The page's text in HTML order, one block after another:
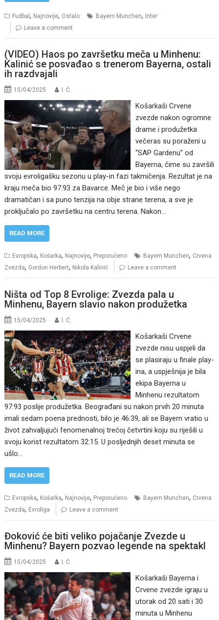
Fudbal, Najnovije, Ostalo Bayern Munchen, Inter
Leave a comment
(VIDEO) Haos po završetku meča u Minhenu:
Kalinić se posvađao s trenerom Bayerna, ostali
ih razdvajali
15/04/2025 I. Ć.
Košarkaši Crvene
zvezde nakon ogromne
drame i produžetka
večeras su poraženi u
“SAP Gardenu” od
Bayerna, čime su završili
svoju evroligašku sezonu u play-in fazi takmičenja. Rezultat je na
kraju meča bio 97:93 za Bavarce. Meč je bio i više nego
dramatičan i sa puno tenzija na obje strane terena, a sve je
proključalo po završetku na centru terena. Nakon…
READ MORE
Evropska, Košarka, Najnovije, Preporučeno Bayern Munchen, Crvena
Zvezda, Gordon Herbert, Nikola Kalinić Leave a comment
Ništa od Top 8 Evrolige: Zvezda pala u
Minhenu, Bayern slavio nakon produžetka
15/04/2025 I. Ć.
Košarkaši Crvene
zvezde nisu uspjeli da
se plasiraju u finale play-
ina, a uspješnija je bila
ekipa Bayerna u
Minhenu rezultatom
97:93 poslije produžetka. Beograđani su nakon prvih 20 minuta
imali sedam poena prednosti, bilo je 46:39, ali se Bayern vratio u
život zahvaljujući fenomenalnoj trećoj četvrtini koju su riješili u
svoju korist rezultatom 32:15. U posljednjih deset minuta se
ušlo…
READ MORE
Evropska, Košarka, Najnovije, Preporučeno Bayern Munchen, Crvena
Zvezda, Evroliga Leave a comment
Đoković će biti veliko pojačanje Zvezde u
Minhenu? Bayern pozvao legende na spektakl
15/04/2025 I. Ć.
Košarkaši Bayerna i
Crvene zvezde igraju u
utorak od 20 sati i 30
minuta u Minhenu